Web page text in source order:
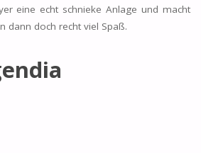
eine echt schnieke Anlage und macht
dann doch recht viel Spaß.